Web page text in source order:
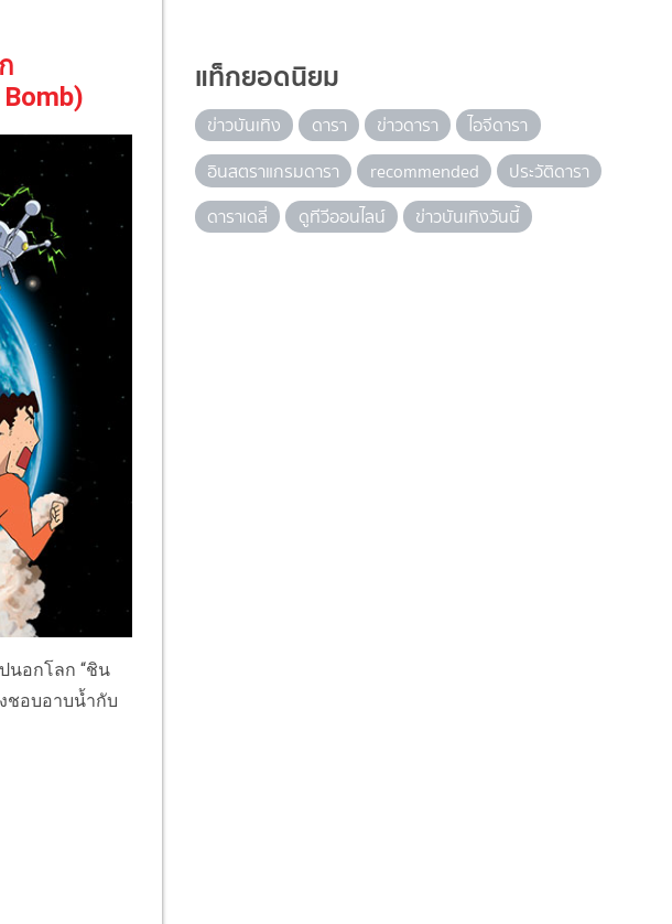
นอกโลก “ชิน
ชอบอาบน้ำกับ
แท็กยอดนิยม
ข่าวบันเทิง ดารา ข่าวดารา
ไอจีดารา
อินสตราแกรมดารา
recommended
ประวัติดารา
ดาราเดลี่
ดูทีวีออนไลน์ ข่าวบันเทิงวันนี้